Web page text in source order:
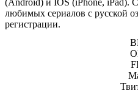
любимых сериалов с русской
регистрации.